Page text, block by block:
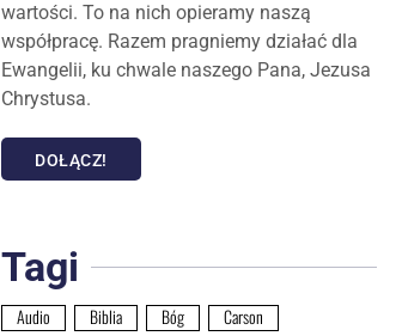
wartości. To na nich opieramy naszą
współpracę. Razem pragniemy działać dla
Ewangelii, ku chwale naszego Pana, Jezusa
Chrystusa.
DOŁĄCZ!
Tagi
Audio Biblia Bóg
Carson